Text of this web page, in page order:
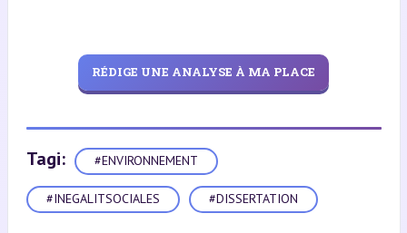
RÉDIGE UNE ANALYSE À MA PLACE
Tagi: #ENVIRONNEMENT
#INEGALITSOCIALES #DISSERTATION